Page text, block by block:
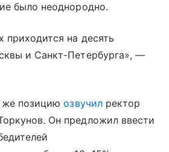
было неоднородно.
приходится на десять
и Санкт-Петербурга», —
же позициюозвучилректор
Он предложил ввести